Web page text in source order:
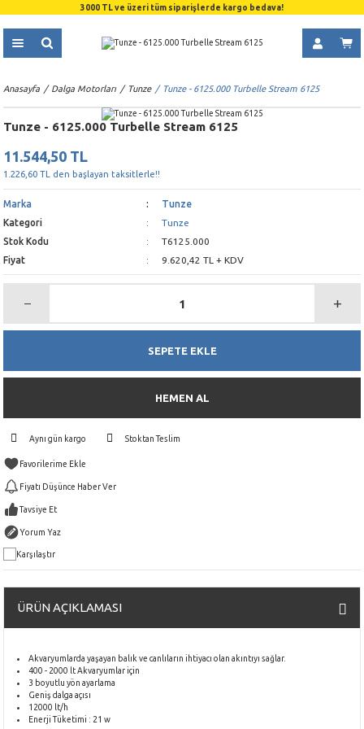
3000 TL ve üzeri tüm siparişlerde kargo bedava!
Anasayfa Dalga Motorları Tunze Tunze - 6125.000 Turbelle Stream 6125
Tunze - 6125.000 Turbelle Stream 6125
11.544,50 TL
1.226,60 TL den başlayan taksitlerle!!
Marka
Tunze
Kategori
Tunze
Stok Kodu
T6125.000
Fiyat
9.620,42 TL + KDV
SEPETE EKLE
HEMEN AL
Aynı gün kargo Stoktan Teslim
Fiyatı Düşünce Haber Ver
Tavsiye Et
Yorum Yaz
Karşılaştır
ÜRÜN AÇIKLAMASI
Akvaryumlarda yaşayan balık ve canlıların ihtiyacı olan akıntıyı sağlar.
400 - 2000 lt Akvaryumlar için
3 boyutlu yön ayarlama
Geniş dalga açısı
12000 lt/h
Enerji Tüketimi : 21 w